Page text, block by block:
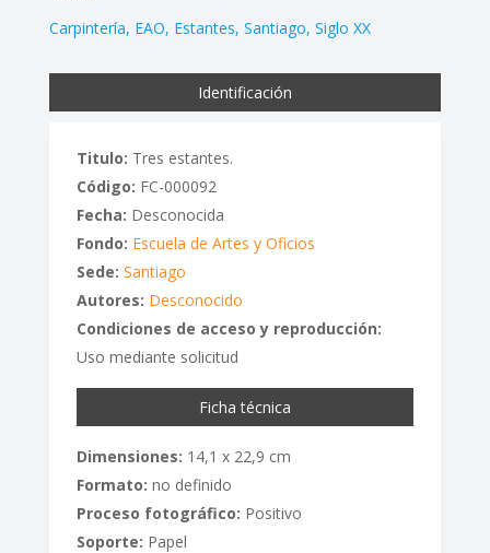
Carpintería EAO Estantes Santiago Siglo XX
Identificación
Titulo: Tres estantes.
Código: FC-000092
Fecha: Desconocida
Fondo: Escuela de Artes y Oficios
Sede: Santiago
Autores: Desconocido
Condiciones de acceso y reproducción:
Uso mediante solicitud
Ficha técnica
Dimensiones: 14,1 x 22,9 cm
Formato: no definido
Proceso fotográfico: Positivo
Soporte: Papel